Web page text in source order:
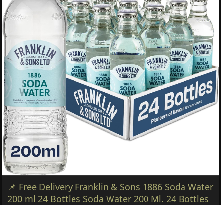
📌 Free Delivery Franklin & Sons 1886 Soda Water
200 ml 24 Bottles Soda Water 200 Ml. 24 Bottles